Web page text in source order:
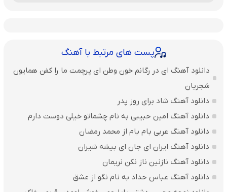
پست های مرتبط با آهنگ
دانلود آهنگ ای در رگانم خون وطن ای پرچمت ما را کفن همایون
شجریان
دانلود آهنگ شاد برای روز پدر
دانلود آهنگ امین حبیبی به نام چشماتو خیلی دوست دارم
دانلود آهنگ عربی بام بام از محمد رمضان
دانلود آهنگ ایران ای جان ای بیشه شیران
دانلود آهنگ نازنین ناز نکن نریمان
دانلود آهنگ عباس حداد به نام نگو از عشق